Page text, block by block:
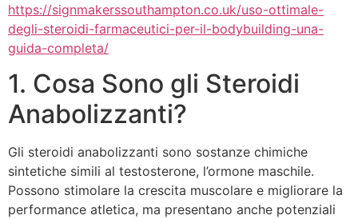
https://signmakerssouthampton.co.uk/uso-ottimale-
degli-steroidi-farmaceutici-per-il-bodybuilding-una-
guida-completa/
1. Cosa Sono gli Steroidi
Anabolizzanti?
Gli steroidi anabolizzanti sono sostanze chimiche
sintetiche simili al testosterone, l’ormone maschile.
Possono stimolare la crescita muscolare e migliorare la
performance atletica, ma presentano anche potenziali